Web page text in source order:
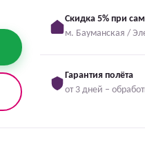
Скидка 5% при
м. Бауманская /
Гарантия полёта
от 3 дней –